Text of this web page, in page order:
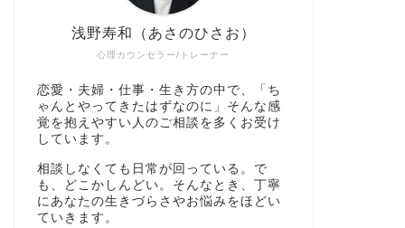
心理カウンセラー/トレーナー
浅野寿和（あさのひさお）
恋愛・夫婦・仕事・生き方の中で、「ち
ゃんとやってきたはずなのに」そんな感
覚を抱えやすい人のご相談を多くお受け
しています。
相談しなくても日常が回っている。で
も、どこかしんどい。そんなとき、丁寧
にあなたの生きづらさやお悩みをほどい
ていきます。